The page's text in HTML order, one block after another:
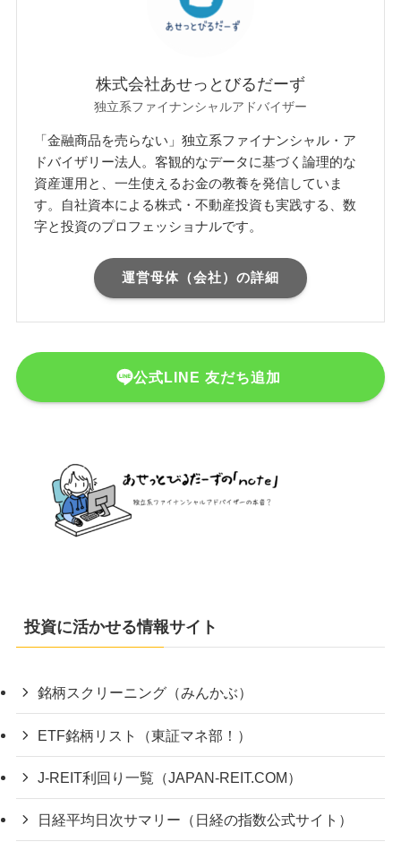
株式会社あせっとびるだーず
独立系ファイナンシャルアドバイザー
「金融商品を売らない」独立系ファイナンシャル・ア
ドバイザリー法人。客観的なデータに基づく論理的な
資産運用と、一生使えるお金の教養を発信していま
す。自社資本による株式・不動産投資も実践する、数
字と投資のプロフェッショナルです。
運営母体（会社）の詳細
公式LINE 友だち追加
投資に活かせる情報サイト
銘柄スクリーニング（みんかぶ）
ETF銘柄リスト（東証マネ部！）
J-REIT利回り一覧（JAPAN-REIT.COM）
日経平均日次サマリー（日経の指数公式サイト）